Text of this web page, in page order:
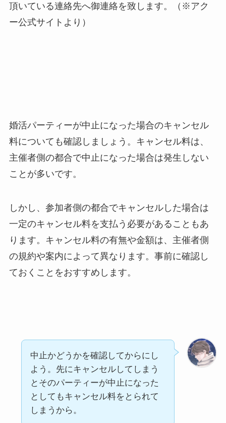
頂いている連絡先へ御連絡を致します。（※アク
ー公式サイトより）
婚活パーティーが中止になった場合のキャンセル
料についても確認しましょう。キャンセル料は、
主催者側の都合で中止になった場合は発生しない
ことが多いです。
しかし、参加者側の都合でキャンセルした場合は
一定のキャンセル料を支払う必要があることもあ
ります。キャンセル料の有無や金額は、主催者側
の規約や案内によって異なります。事前に確認し
ておくことをおすすめします。
中止かどうかを確認してからにし
よう。先にキャンセルしてしまう
とそのパーティーが中止になった
としてもキャンセル料をとられて
しまうから。